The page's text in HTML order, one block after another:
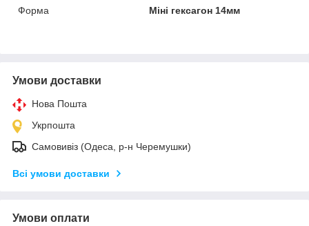
Форма
Міні гексагон 14мм
Умови доставки
Нова Пошта
Укрпошта
Самовивіз (Одеса, р-н Черемушки)
Всі умови доставки
Умови оплати